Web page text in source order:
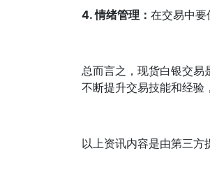
4. 情绪管理： 在交易中要
总而言之，现货白银交易
不断提升交易技能和经验
以上资讯内容是由第三方